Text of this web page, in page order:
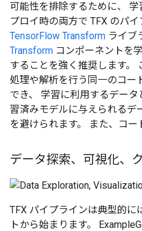
可能性を排除するために、
プロイ時の両方で TFX のパイ
TensorFlow Transform ライブ
Transform コンポーネントを
することを強く推奨します。
処理や解析を行う同一のコー
でき、 学習に利用するデー
習済みモデルに与えられるデ
を避けられます。 また、コー
データ探索、可視化、
TFX パイプラインは典型的に
トから始まります。